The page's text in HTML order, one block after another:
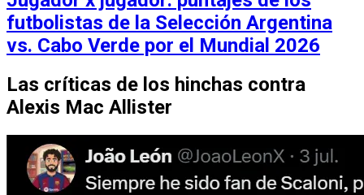
futbolistas de la Selección Argentina
vs. Cabo Verde por el Mundial 2026
Las críticas de los hinchas contra
Alexis Mac Allister